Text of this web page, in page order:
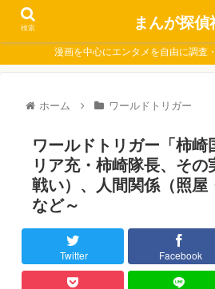
漫画を中心にエンタメを自由に調査
ホーム ワールドトリガー
ワールドトリガー「柿崎
リア充・柿崎隊長、そ
戦い）、人間関係（照屋
など～
Twitter Facebook
検索 まんが探偵